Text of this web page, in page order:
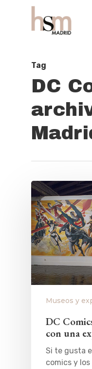
Tag
DC
Museos y
DC
con una
Si te gusta
comics y